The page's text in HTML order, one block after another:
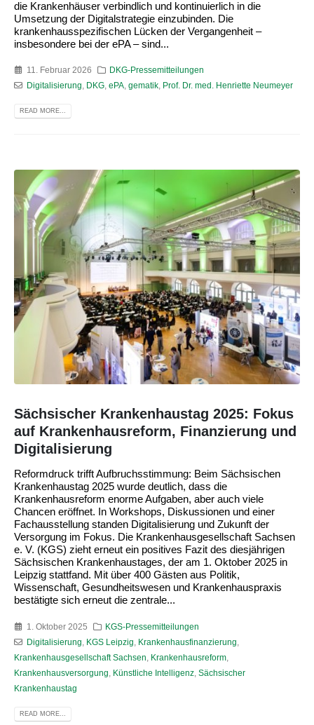
die Krankenhäuser verbindlich und kontinuierlich in die
Umsetzung der Digitalstrategie einzubinden. Die
krankenhausspezifischen Lücken der Vergangenheit –
insbesondere bei der ePA – sind...
11. Februar 2026
DKG-Pressemitteilungen
Digitalisierung
DKG, ePA, gematik, Prof. Dr. med. Henriette Neumeyer
READ MORE...
Sächsischer Krankenhaustag 2025: Fokus
auf Krankenhausreform, Finanzierung und
Digitalisierung
Reformdruck trifft Aufbruchsstimmung: Beim Sächsischen
Krankenhaustag 2025 wurde deutlich, dass die
Krankenhausreform enorme Aufgaben, aber auch viele
Chancen eröffnet. In Workshops, Diskussionen und einer
Fachausstellung standen Digitalisierung und Zukunft der
Versorgung im Fokus. Die Krankenhausgesellschaft Sachsen
e. V. (KGS) zieht erneut ein positives Fazit des diesjährigen
Sächsischen Krankenhaustages, der am 1. Oktober 2025 in
Leipzig stattfand. Mit über 400 Gästen aus Politik,
Wissenschaft, Gesundheitswesen und Krankenhauspraxis
bestätigte sich erneut die zentrale...
1. Oktober 2025
KGS-Pressemitteilungen
Digitalisierung
KGS Leipzig Krankenhausfinanzierung
Krankenhausgesellschaft Sachsen
Krankenhausreform
Krankenhausversorgung
Künstliche Intelligenz Sächsischer
Krankenhaustag
READ MORE...